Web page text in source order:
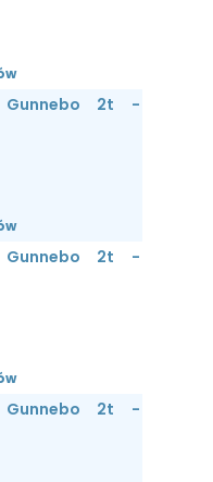
Gunnebo 2t -
Gunnebo 2t -
Gunnebo 2t -